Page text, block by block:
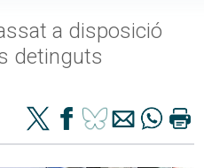
a disposició
detinguts